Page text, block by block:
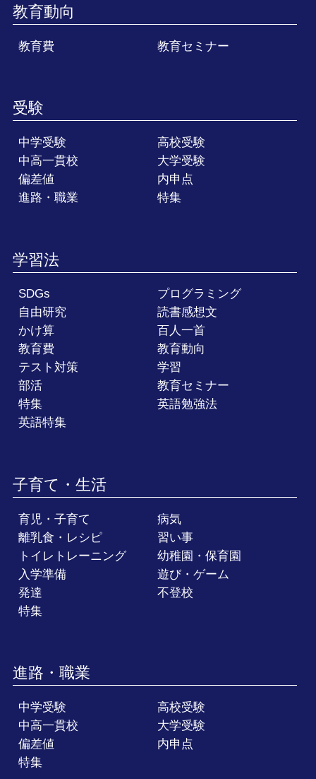
教育動向
教育費 教育セミナー
受験
中学受験
高校受験
中高一貫校
大学受験
偏差値
内申点
進路・職業
特集
学習法
SDGs
プログラミング
自由研究
読書感想文
かけ算
百人一首
教育費
教育動向
テスト対策
学習
部活
教育セミナー
特集
英語勉強法
英語特集
子育て・生活
育児・子育て
病気
離乳食・レシピ
習い事
トイレトレーニング
幼稚園・保育園
入学準備
遊び・ゲーム
発達
不登校
特集
進路・職業
中学受験
高校受験
中高一貫校
大学受験
偏差値
内申点
特集